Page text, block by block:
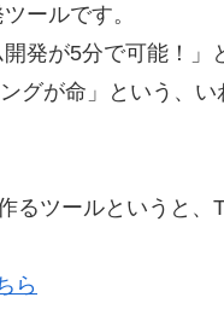
ールです。
発が5分で可能！」
グが命」という、
るツールというと
ら